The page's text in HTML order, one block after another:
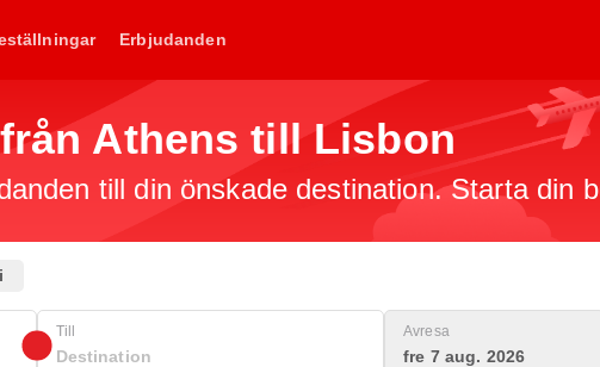
Erbjudanden
Athens till Lisbon
till din önskade destination. Starta din
Till Avresa
fre 7 aug. 2026